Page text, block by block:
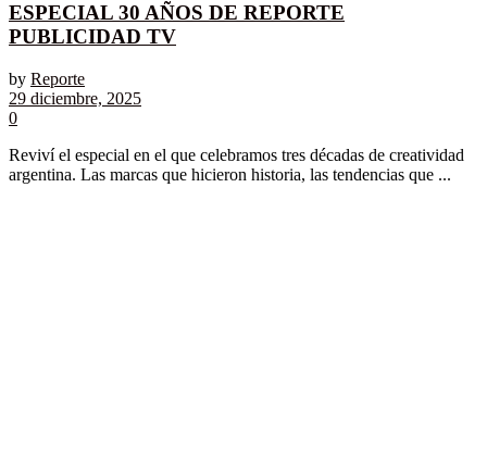
ESPECIAL 30 AÑOS DE REPORTE
PUBLICIDAD TV
by Reporte
29 diciembre, 2025
0
Reviví el especial en el que celebramos tres décadas de creatividad
argentina. Las marcas que hicieron historia, las tendencias que ...